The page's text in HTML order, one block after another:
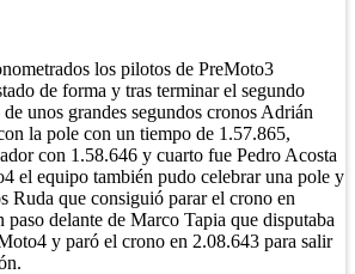
los pilotos de PreMoto3
de forma y tras terminar el segundo
unos grandes segundos cronos Adrián
la pole con un tiempo de 1.57.865,
con 1.58.646 y cuarto fue Pedro Acosta
el equipo también pudo celebrar una pole y
Ruda que consiguió parar el crono en
delante de Marco Tapia que disputaba
y paró el crono en 2.08.643 para salir